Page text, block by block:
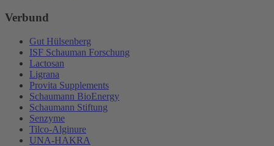
Verbund
Gut Hülsenberg
ISF Schauman Forschung
Lactosan
Ligrana
Provita Supplements
Schaumann BioEnergy
Schaumann Stiftung
Senzyme
Tilco-Alginure
UNA-HAKRA